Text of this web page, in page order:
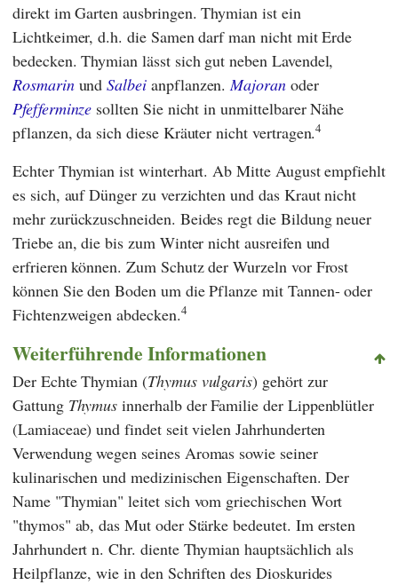
direkt im Garten ausbringen. Thymian ist ein
Lichtkeimer, d.h. die Samen darf man nicht mit Erde
bedecken. Thymian lässt sich gut neben Lavendel,
RosmarinundSalbei anpflanzen.Majoranoder
Pfefferminze sollten Sie nicht in unmittelbarer Nähe
pflanzen, da sich diese Kräuter nicht vertragen.4
Echter Thymian ist winterhart. Ab Mitte August empfiehlt
es sich, auf Dünger zu verzichten und das Kraut nicht
mehr zurückzuschneiden. Beides regt die Bildung neuer
Triebe an, die bis zum Winter nicht ausreifen und
erfrieren können. Zum Schutz der Wurzeln vor Frost
können Sie den Boden um die Pflanze mit Tannen- oder
Fichtenzweigen abdecken.4
Weiterführende Informationen
Der Echte Thymian (Thymus vulgaris) gehört zur
Gattung Thymus innerhalb der Familie der Lippenblütler
(Lamiaceae) und findet seit vielen Jahrhunderten
Verwendung wegen seines Aromas sowie seiner
kulinarischen und medizinischen Eigenschaften. Der
Name "Thymian" leitet sich vom griechischen Wort
"thymos" ab, das Mut oder Stärke bedeutet. Im ersten
Jahrhundert n. Chr. diente Thymian hauptsächlich als
Heilpflanze, wie in den Schriften des Dioskurides